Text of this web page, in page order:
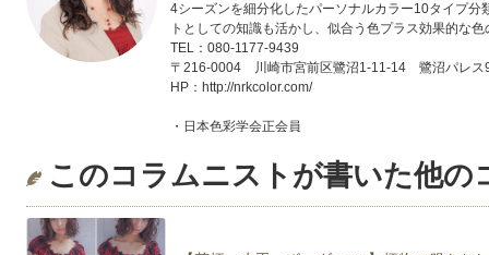
4シーズンを細分化したパーソナルカラー10タイプ
トとしての知識も活かし、似合う色プラス効果的な
TEL：080-1177-9439
〒216-0004 川崎市宮前区鷺沼1-11-14 鷺沼パレス
HP：http://nrkcolor.com/
・日本色彩学会正会員
・東商カラーコーディネーター検定1級（第2分野）
・カラーセラピスト
・パワーストーンセラピスト
このコラムニストが書いた他の